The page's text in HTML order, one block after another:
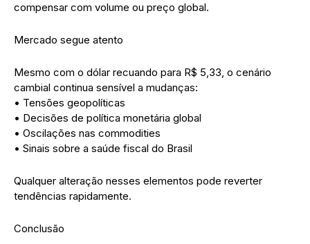
compensar com volume ou preço global.
Mercado segue atento
Mesmo com o dólar recuando para R$ 5,33, o cenário
cambial continua sensível a mudanças:
• Tensões geopolíticas
• Decisões de política monetária global
• Oscilações nas commodities
• Sinais sobre a saúde fiscal do Brasil
Qualquer alteração nesses elementos pode reverter
tendências rapidamente.
Conclusão